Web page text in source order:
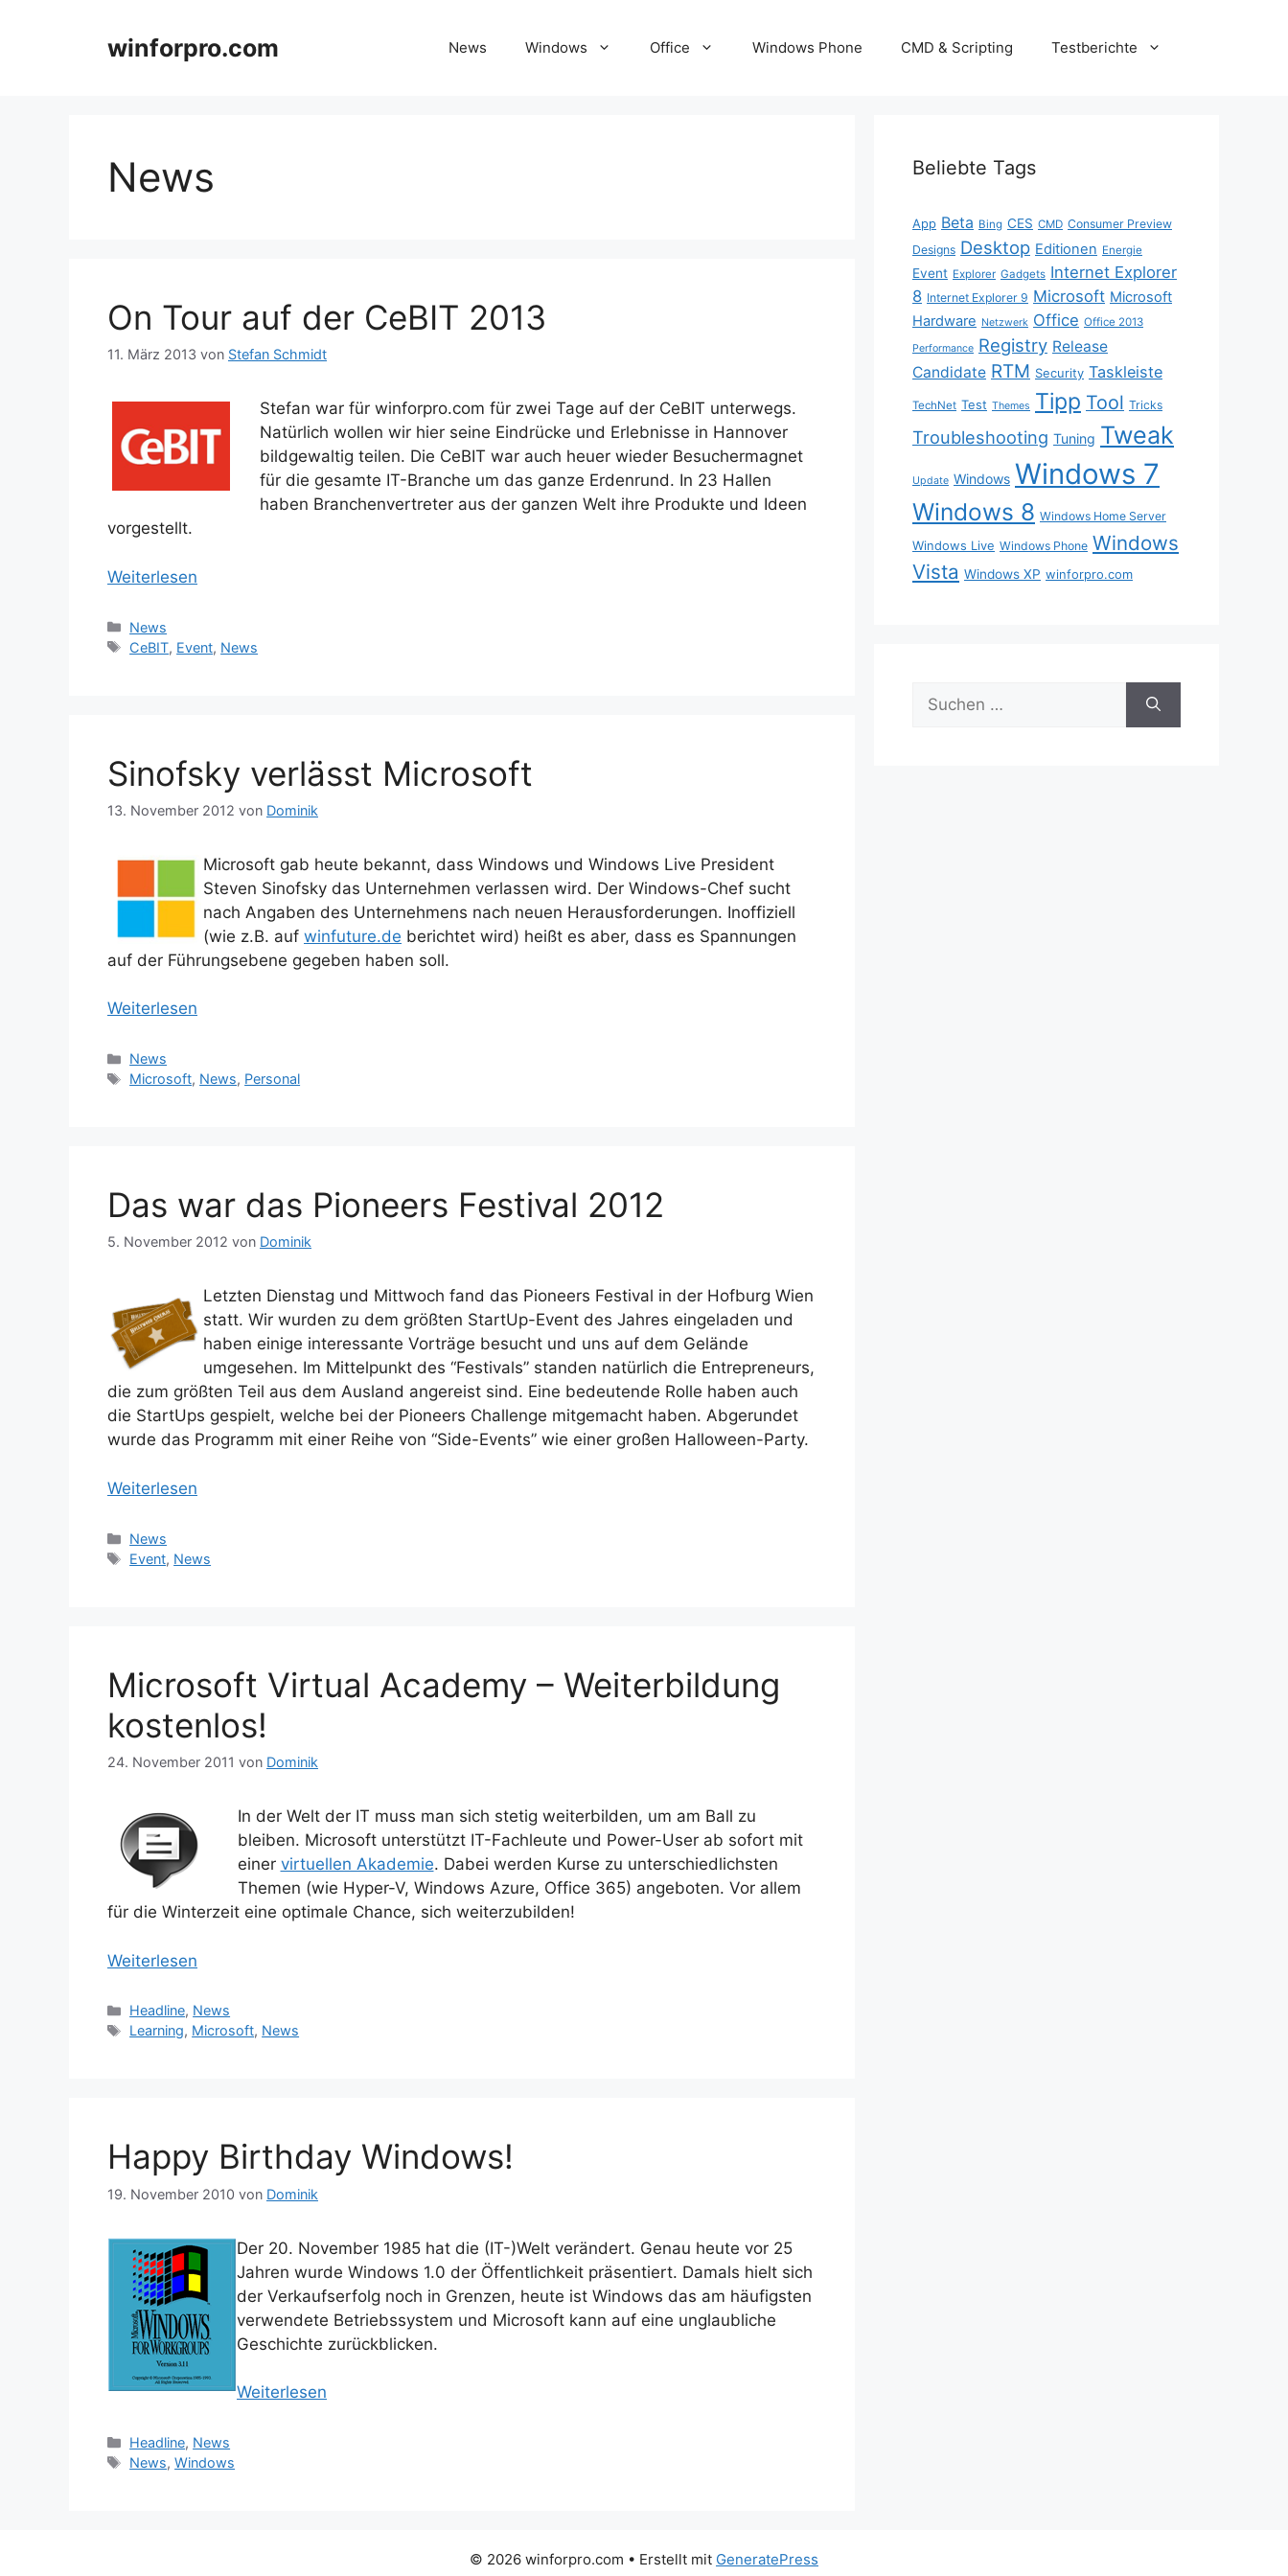
winforpro.com News Windows Office Windows Phone CMD & Scripting Testberichte
News
On Tour auf der CeBIT 2013
11. März 2013 von Stefan Schmidt
Stefan war für winforpro.com für zwei Tage auf der CeBIT unterwegs.
Natürlich wollen wir hier seine Eindrücke und Erlebnisse in Hannover
bildgewaltig teilen. Die CeBIT war auch heuer wieder Besuchermagnet
für die gesamte IT-Branche um das ganze Erdenrund. In 23 Hallen
haben Branchenvertreter aus der ganzen Welt ihre Produkte und Ideen
vorgestellt.
Weiterlesen
Kategorien
News
Schlagwörter
CeBIT, Event, News
Sinofsky verlässt Microsoft
13. November 2012 von Dominik
Microsoft gab heute bekannt, dass Windows und Windows Live President
Steven Sinofsky das Unternehmen verlassen wird. Der Windows-Chef sucht
nach Angaben des Unternehmens nach neuen Herausforderungen. Inoffiziell
(wie z.B. auf winfuture.de berichtet wird) heißt es aber, dass es Spannungen
auf der Führungsebene gegeben haben soll.
Weiterlesen
Kategorien
News
Schlagwörter
Microsoft, News, Personal
Das war das Pioneers Festival 2012
5. November 2012 von Dominik
Letzten Dienstag und Mittwoch fand das Pioneers Festival in der Hofburg Wien
statt. Wir wurden zu dem größten StartUp-Event des Jahres eingeladen und
haben einige interessante Vorträge besucht und uns auf dem Gelände
umgesehen. Im Mittelpunkt des “Festivals” standen natürlich die Entrepreneurs,
die zum größten Teil aus dem Ausland angereist sind. Eine bedeutende Rolle haben auch
die StartUps gespielt, welche bei der Pioneers Challenge mitgemacht haben. Abgerundet
wurde das Programm mit einer Reihe von “Side-Events” wie einer großen Halloween-Party.
Weiterlesen
Kategorien
News
Schlagwörter
Event, News
Microsoft Virtual Academy – Weiterbildung
kostenlos!
24. November 2011 von Dominik
In der Welt der IT muss man sich stetig weiterbilden, um am Ball zu
bleiben. Microsoft unterstützt IT-Fachleute und Power-User ab sofort mit
einer virtuellen Akademie. Dabei werden Kurse zu unterschiedlichsten
Themen (wie Hyper-V, Windows Azure, Office 365) angeboten. Vor allem
für die Winterzeit eine optimale Chance, sich weiterzubilden!
Weiterlesen
Kategorien
Headline, News
Schlagwörter
Learning, Microsoft, News
Happy Birthday Windows!
19. November 2010 von Dominik
Der 20. November 1985 hat die (IT-)Welt verändert. Genau heute vor 25
Jahren wurde Windows 1.0 der Öffentlichkeit präsentiert. Damals hielt sich
der Verkaufserfolg noch in Grenzen, heute ist Windows das am häufigsten
verwendete Betriebssystem und Microsoft kann auf eine unglaubliche
Geschichte zurückblicken.
Weiterlesen
Kategorien
Headline, News
Schlagwörter
News,Windows
Beliebte Tags
App Beta Bing CES CMD Consumer Preview
Designs Desktop Editionen Energie
Event Explorer Gadgets Internet Explorer
8 Internet Explorer 9 Microsoft Microsoft
Hardware Netzwerk Office Office 2013
Performance Registry Release
Candidate RTM Security Taskleiste
TechNet Test Themes Tipp Tool Tricks
Troubleshooting Tuning Tweak
Update Windows Windows 7
Windows 8 Windows Home Server
Windows Live Windows Phone Windows
Vista Windows XP winforpro.com
Suche
nach:
© 2026 winforpro.com • Erstellt mit GeneratePress